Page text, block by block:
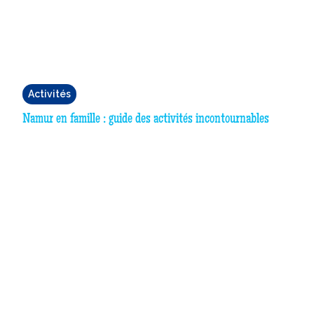
Activités
Namur en famille : guide des activités incontournables